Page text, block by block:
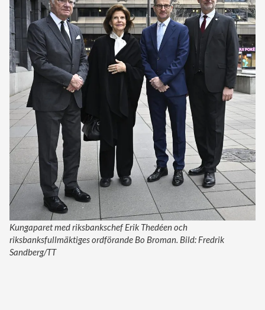
Kungaparet med riksbankschef Erik Thedéen och
riksbanksfullmäktiges ordförande Bo Broman. Bild: Fredrik
Sandberg/TT